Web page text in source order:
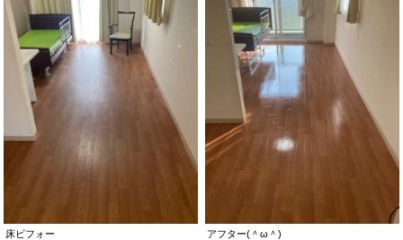
床ビフォー アフター(＾ω＾)